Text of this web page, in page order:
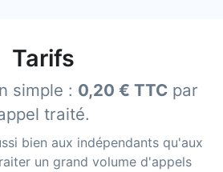
Tarifs
simple : 0,20 € TTCpar
traité.
bien aux indépendants qu'aux
un grand volume d'appels